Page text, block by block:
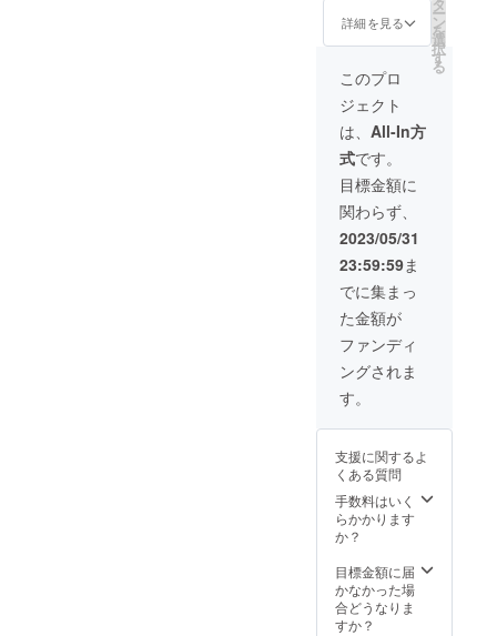
より出
荷時期
る場合
があり
ます。
※税込、
送料込
みの価
格で
す。
ザイ
ン・仕
更にな
る可能
性もご
ざいま
了承く
ださ
い。 ※
ご注文
状況、
使用部
材の供
給状
況、製
造工程
上の都
合等に
より出
る場合
があり
ます。
※税込、
送料込
みの価
シュ
牛革
シュリ
ンクレ
ン
ナー：
クリン
ベレ
NY（抗
臭裏
地）/ナ
製造
国：日
ザイ
更にな
る可能
性もご
ざいま
す。ご
了承く
ご注文
状況、
使用部
グ
PUREM
IUM本
サイ
ズ：
天）約
37cm×
底）約
33cm×
高）約
28cm×
約9cm
重量：
約620g
素材：
バング
ラディ
シュ
牛革
ベース
シュリ
ンクレ
ザー イ
ン
ベレ
NY（抗
菌・防
［一般
販売予
43,000
円の
25%OF
F］
《10,75
0円もお
得！》
リター
ン金
額：
32,250
円 （内
容） ミ
ニマル
レザー
トート
バッ
グ
IUM本
サイ
ズ：
天）約
37cm×
高）約
28cm×
マチ）
詳細を見る
タ
ー
ン
を
選
択
す
る
このプロ
ジェクト
は、 All-In方
式です。
目標金額に
関わらず、
2023/05/31
23:59:59ま
でに集まっ
た金額が
ファンディ
ングされま
す。
支援に関するよ
くある質問
手数料はいく
らかかります
か？
目標金額に届
かなかった場
合どうなりま
すか？